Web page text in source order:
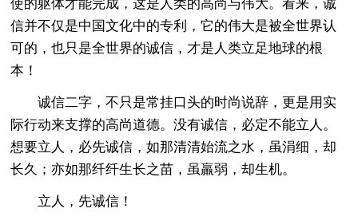
使的躯体才能完成，这是人类的高尚与伟大。看来，诚
信并不仅是中国文化中的专利，它的伟大是被全世界认
可的，也只是全世界的诚信，才是人类立足地球的根
本！
诚信二字，不只是常挂口头的时尚说辞，更是用实
际行动来支撑的高尚道德。没有诚信，必定不能立人。
想要立人，必先诚信，如那清清始流之水，虽涓细，却
长久；亦如那纤纤生长之苗，虽羸弱，却生机。
立人，先诚信！